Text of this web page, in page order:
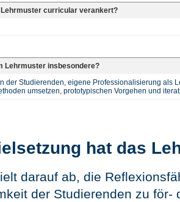
Lehrmuster curricular verankert?
Lehrmuster insbesondere?
der Studierenden, eigene Professionalisierung als
umsetzen, prototypischen Vorgehen und
hat das
darauf ab, die
der Studierenden zu för-